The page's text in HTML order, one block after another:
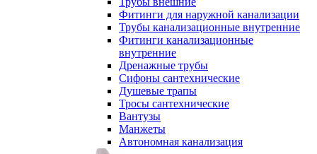
Фитинги для наружной канализации
Трубы канализационные внутренние
Фитинги канализационные
внутренние
Дренажные трубы
Сифоны сантехнические
Душевые трапы
Тросы сантехнические
Вантузы
Манжеты
Автономная канализация